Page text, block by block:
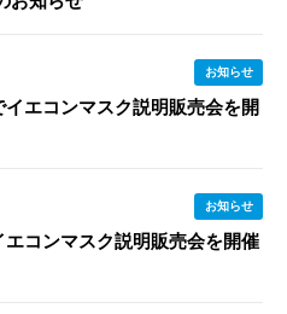
お知らせ
エコンマスク説明販売会を開
お知らせ
コンマスク説明販売会を開催